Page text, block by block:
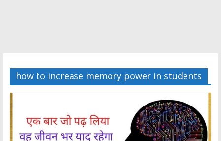
how to increase memory power in students